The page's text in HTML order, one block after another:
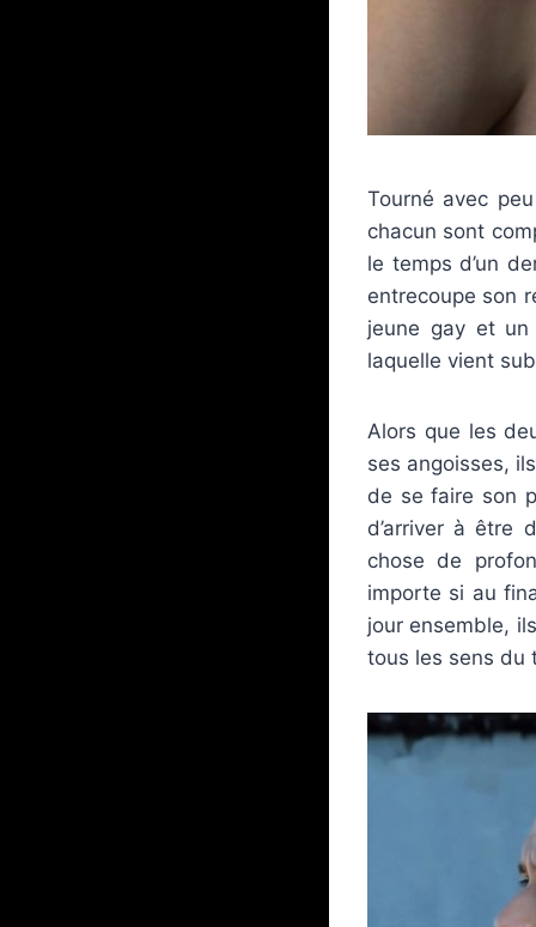
Tourné avec
chacun sont
le temps d’un
entrecoupe son
jeune gay et
laquelle vient
Alors que les
ses angoisses,
de se faire son
d’arriver à être
chose de
importe si au
jour ensemble,
tous les sens du